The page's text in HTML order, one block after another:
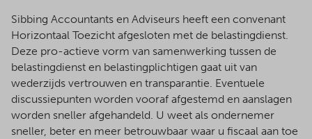
Sibbing Accountants en Adviseurs heeft een convenant
Horizontaal Toezicht afgesloten met de belastingdienst.
Deze pro-actieve vorm van samenwerking tussen de
belastingdienst en belastingplichtigen gaat uit van
wederzijds vertrouwen en transparantie. Eventuele
discussiepunten worden vooraf afgestemd en aanslagen
worden sneller afgehandeld. U weet als ondernemer
sneller, beter en meer betrouwbaar waar u fiscaal aan toe